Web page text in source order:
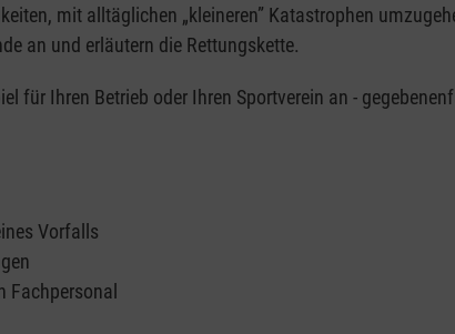
mit alltäglichen „kleineren” Katastrophen
an und erläutern die Rettungskette.
für Ihren Betrieb oder Ihren Sportverein an -
Vorfalls
Fachpersonal